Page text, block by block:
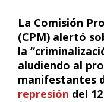
La Comisión
(CPM) alertó
la
aludiendo al
manifestantes
represión del